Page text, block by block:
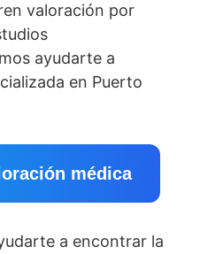
valoración por
ayudarte a
en Puerto
médica
a encontrar la